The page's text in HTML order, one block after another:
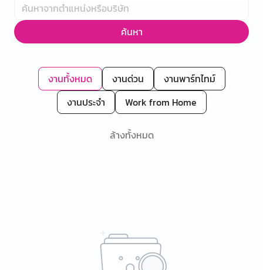
ค้นหา
งานทั้งหมด งานด่วน
งานพาร์ทไทม์
งานประจำ
Work from Home
ล้างทั้งหมด